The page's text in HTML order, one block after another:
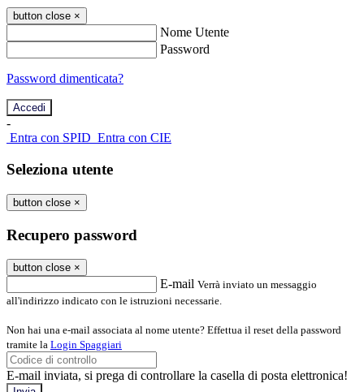
button close ×
Nome Utente
Password
Password dimenticata?
-
Entra con SPID Entra con CIE
Seleziona utente
button close ×
Recupero password
button close ×
E-mail Verrà inviato un messaggio
all'indirizzo indicato con le istruzioni necessarie.
Non hai una e-mail associata al nome utente? Effettua il reset della password
tramite la Login Spaggiari
E-mail inviata, si prega di controllare la casella di posta elettronica!